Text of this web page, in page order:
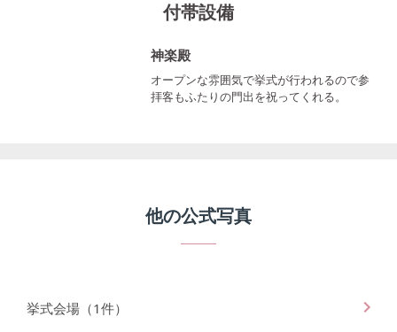
付帯設備
神楽殿
オープンな雰囲気で挙式が行われるので参
拝客もふたりの門出を祝ってくれる。
他の公式写真
挙式会場 （1件）